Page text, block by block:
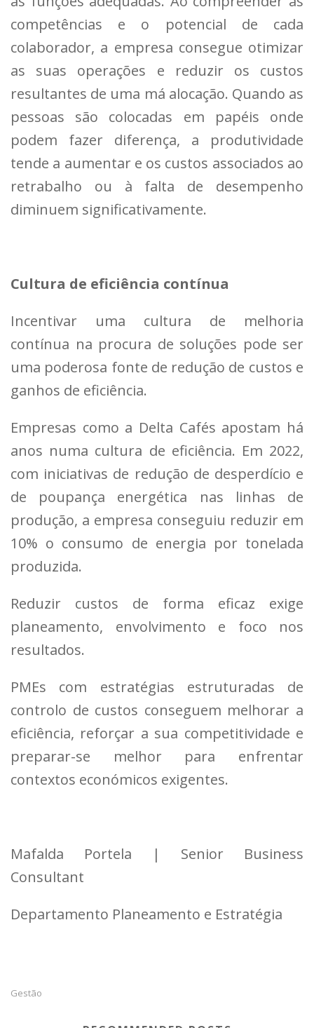
competências e o potencial de cada
colaborador, a empresa consegue otimizar
as suas operações e reduzir os custos
resultantes de uma má alocação. Quando as
pessoas são colocadas em papéis onde
podem fazer diferença, a produtividade
tende a aumentar e os custos associados ao
retrabalho ou à falta de desempenho
diminuem significativamente.
Cultura de eficiência contínua
Incentivar uma cultura de melhoria
contínua na procura de soluções pode ser
uma poderosa fonte de redução de custos e
ganhos de eficiência.
Empresas como a Delta Cafés apostam há
anos numa cultura de eficiência. Em 2022,
com iniciativas de redução de desperdício e
de poupança energética nas linhas de
produção, a empresa conseguiu reduzir em
10% o consumo de energia por tonelada
produzida.
Reduzir custos de forma eficaz exige
planeamento, envolvimento e foco nos
resultados.
PMEs com estratégias estruturadas de
controlo de custos conseguem melhorar a
eficiência, reforçar a sua competitividade e
preparar-se melhor para enfrentar
contextos económicos exigentes.
Mafalda Portela | Senior Business
Consultant
Departamento Planeamento e Estratégia
Gestão